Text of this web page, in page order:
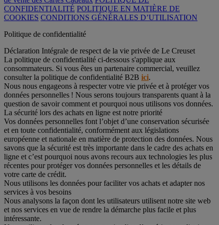
CONFIDENTIALITÉ POLITIQUE EN MATIÈRE DE
COOKIES CONDITIONS GÉNÉRALES D’UTILISATION
Politique de confidentialité
Déclaration Intégrale de respect de la vie privée de Le Creuset
La politique de confidentialité ci-dessous s'applique aux
consommateurs. Si vous êtes un partenaire commercial, veuillez
consulter la politique de confidentialité B2B ici.
Nous nous engageons à respecter votre vie privée et à protéger vos
données personnelles ! Nous serons toujours transparents quant à la
question de savoir comment et pourquoi nous utilisons vos données.
La sécurité lors des achats en ligne est notre priorité
Vos données personnelles font l’objet d’une conservation sécurisée
et en toute confidentialité, conformément aux législations
européenne et nationale en matière de protection des données. Nous
savons que la sécurité est très importante dans le cadre des achats en
ligne et c’est pourquoi nous avons recours aux technologies les plus
récentes pour protéger vos données personnelles et les détails de
votre carte de crédit.
Nous utilisons les données pour faciliter vos achats et adapter nos
services à vos besoins
Nous analysons la façon dont les utilisateurs utilisent notre site web
et nos services en vue de rendre la démarche plus facile et plus
intéressante.